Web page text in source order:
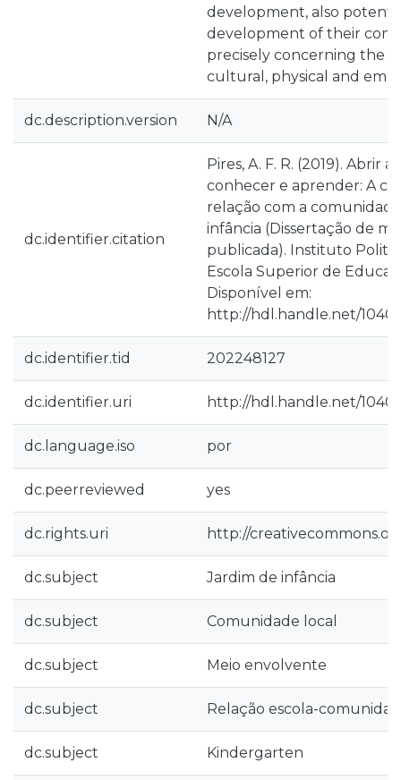
development, also
development of their
precisely concerning the
cultural, physical and
dc.description.version N/A
dc.identifier.citation
Pires, A. F. R. (2019). Abrir
conhecer e aprender: A
relação com a
infância (Dissertação de
publicada). Instituto
Escola Superior de
Disponível em:
http://hdl.handle.net/
dc.identifier.tid 202248127
dc.identifier.uri http://hdl.handle.net/
dc.language.iso por
dc.peerreviewed yes
dc.rights.uri http://
dc.subject Jardim de infância
dc.subject Comunidade local
dc.subject Meio envolvente
dc.subject Relação escola-
dc.subject Kindergarten